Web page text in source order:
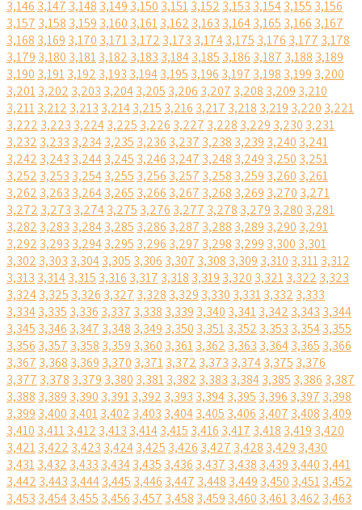
3,146 3,147 3,148 3,149 3,150 3,1513,152 3,153 3,1543,155 3,156
3,157 3,158 3,159 3,160 3,1613,162 3,163 3,1643,165 3,166 3,167
3,168 3,169 3,170 3,1713,172 3,173 3,1743,175 3,176 3,177 3,178
3,179 3,180 3,1813,182 3,183 3,1843,185 3,186 3,187 3,188 3,189
3,190 3,1913,192 3,193 3,1943,195 3,196 3,197 3,198 3,199 3,200
3,2013,202 3,203 3,2043,205 3,206 3,207 3,208 3,209 3,210
3,2113,212 3,213 3,2143,215 3,216 3,217 3,218 3,219 3,220 3,221
3,222 3,223 3,2243,225 3,226 3,227 3,228 3,229 3,230 3,231
3,232 3,233 3,2343,235 3,236 3,237 3,238 3,239 3,240 3,241
3,242 3,243 3,2443,245 3,246 3,247 3,248 3,249 3,250 3,251
3,252 3,253 3,2543,255 3,256 3,257 3,258 3,259 3,260 3,261
3,262 3,263 3,2643,265 3,266 3,267 3,268 3,269 3,270 3,271
3,272 3,273 3,2743,275 3,276 3,277 3,278 3,279 3,280 3,281
3,282 3,283 3,2843,285 3,286 3,287 3,288 3,289 3,290 3,291
3,292 3,293 3,2943,295 3,296 3,297 3,298 3,299 3,300 3,301
3,302 3,303 3,3043,305 3,306 3,307 3,308 3,309 3,310 3,3113,312
3,313 3,3143,315 3,316 3,317 3,318 3,319 3,320 3,3213,322 3,323
3,3243,325 3,326 3,327 3,328 3,329 3,330 3,3313,332 3,333
3,3343,335 3,336 3,337 3,338 3,339 3,340 3,3413,342 3,343 3,344
3,345 3,346 3,347 3,348 3,349 3,350 3,3513,352 3,353 3,3543,355
3,356 3,357 3,358 3,359 3,360 3,3613,362 3,363 3,3643,365 3,366
3,367 3,368 3,369 3,370 3,3713,372 3,373 3,3743,375 3,376
3,377 3,378 3,379 3,380 3,3813,382 3,383 3,3843,385 3,386 3,387
3,388 3,389 3,390 3,3913,392 3,393 3,3943,395 3,396 3,397 3,398
3,399 3,400 3,4013,402 3,403 3,4043,405 3,406 3,407 3,408 3,409
3,410 3,4113,412 3,413 3,4143,415 3,416 3,417 3,418 3,419 3,420
3,4213,422 3,423 3,4243,425 3,426 3,427 3,428 3,429 3,430
3,4313,432 3,433 3,4343,435 3,436 3,437 3,438 3,439 3,440 3,441
3,442 3,443 3,4443,445 3,446 3,447 3,448 3,449 3,450 3,4513,452
3,453 3,4543,455 3,456 3,457 3,458 3,459 3,460 3,4613,462 3,463